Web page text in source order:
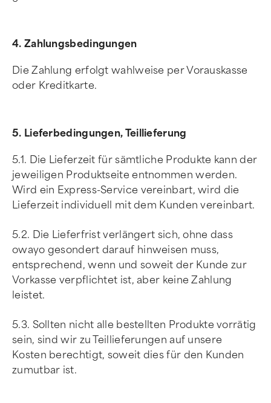
4. Zahlungsbedingungen
Die Zahlung erfolgt wahlweise per Vorauskasse
oder Kreditkarte.
5. Lieferbedingungen, Teillieferung
5.1. Die Lieferzeit für sämtliche Produkte kann der
jeweiligen Produktseite entnommen werden.
Wird ein Express-Service vereinbart, wird die
Lieferzeit individuell mit dem Kunden vereinbart.
5.2. Die Lieferfrist verlängert sich, ohne dass
owayo gesondert darauf hinweisen muss,
entsprechend, wenn und soweit der Kunde zur
Vorkasse verpflichtet ist, aber keine Zahlung
leistet.
5.3. Sollten nicht alle bestellten Produkte vorrätig
sein, sind wir zu Teillieferungen auf unsere
Kosten berechtigt, soweit dies für den Kunden
zumutbar ist.